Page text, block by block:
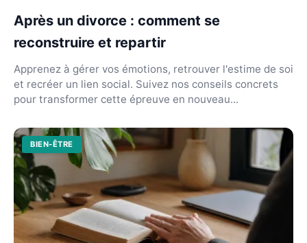
Après un divorce : comment se
reconstruire et repartir
Apprenez à gérer vos émotions, retrouver l'estime de soi
et recréer un lien social. Suivez nos conseils concrets
pour transformer cette épreuve en nouveau...
BIEN-ÊTRE